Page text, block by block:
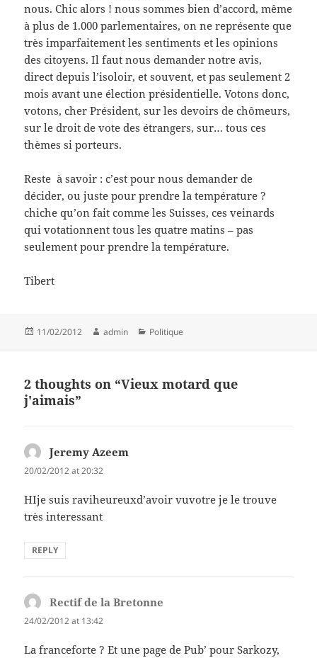
nous. Chic alors ! nous sommes bien d’accord, même
à plus de 1.000 parlementaires, on ne représente que
très imparfaitement les sentiments et les opinions
des citoyens. Il faut nous demander notre avis,
direct depuis l’isoloir, et souvent, et pas seulement 2
mois avant une élection présidentielle. Votons donc,
votons, cher Président, sur les devoirs de chômeurs,
sur le droit de vote des étrangers, sur… tous ces
thèmes si porteurs.
Reste à savoir : c’est pour nous demander de
décider, ou juste pour prendre la température ?
chiche qu’on fait comme les Suisses, ces veinards
qui votationnent tous les quatre matins – pas
seulement pour prendre la température.
Tibert
Posted
11/02/2012 Author
admin Categories
Politique
2 thoughts on “Vieux motard que
j'aimais”
Jeremy Azeem
20/02/2012 at 20:32
HIje suis raviheureuxd’avoir vuvotre je le trouve
très interessant
REPLY
Rectif de la Bretonne
24/02/2012 at 13:42
La franceforte ? Et une page de Pub’ pour Sarkozy,